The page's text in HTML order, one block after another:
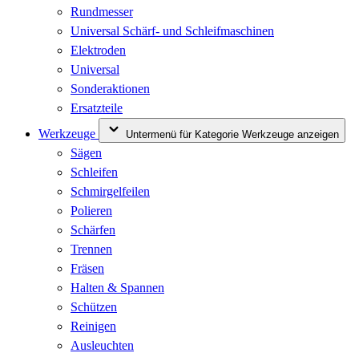
Rundmesser
Universal Schärf- und Schleifmaschinen
Elektroden
Universal
Sonderaktionen
Ersatzteile
Werkzeuge
Untermenü für Kategorie Werkzeuge anzeigen
Sägen
Schleifen
Schmirgelfeilen
Polieren
Schärfen
Trennen
Fräsen
Halten & Spannen
Schützen
Reinigen
Ausleuchten